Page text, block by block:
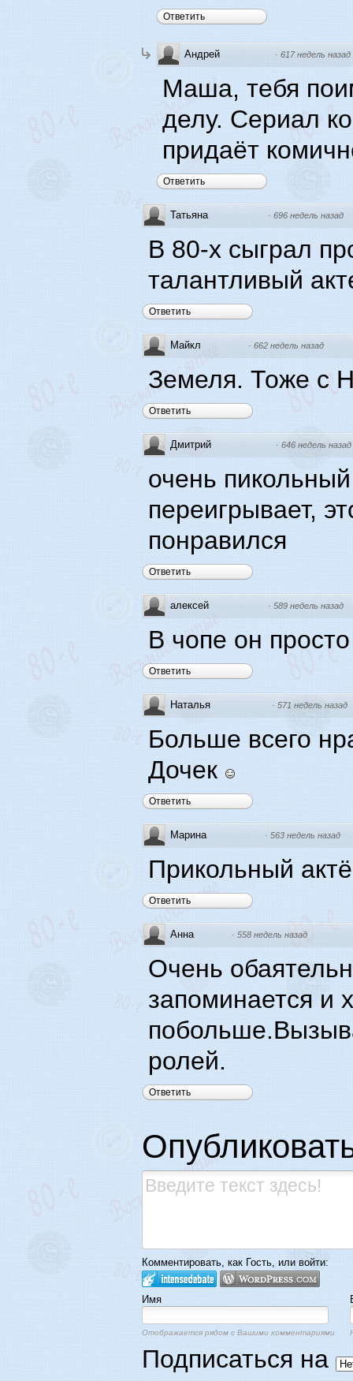
Ответить
Андрей · 617 недель назад
Маша, тебя
делу. Сериал
придаёт
Ответить
Татьяна · 696 недель назад
В 80-х сыграл
талантливый
Ответить
Майкл · 662 недель назад
Земеля. Тоже с
Ответить
Дмитрий · 646 недель назад
очень
переигрывает,
понравился
Ответить
алексей · 589 недель назад
В чопе он
Ответить
Наталья · 571 недель назад
Больше всего
Дочек
Ответить
Марина · 563 недель назад
Прикольный
Ответить
Анна · 558 недель назад
Очень
запоминается и
ролей.
Ответить
Комментировать, как Гость, или войти:
Имя
Отображается рядом с Вашими комментариями
Подписаться на